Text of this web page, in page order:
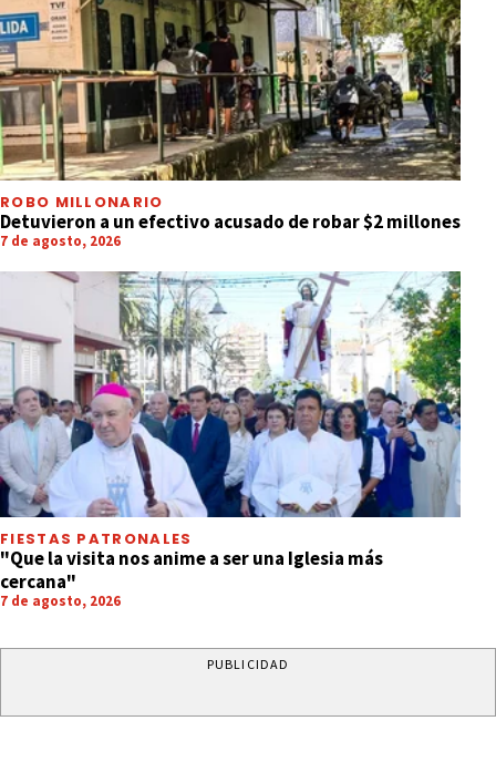
ROBO MILLONARIO
Detuvieron a un efectivo acusado de robar $2 millones
7 de agosto, 2026
FIESTAS PATRONALES
"Que la visita nos anime a ser una Iglesia más
cercana"
7 de agosto, 2026
PUBLICIDAD